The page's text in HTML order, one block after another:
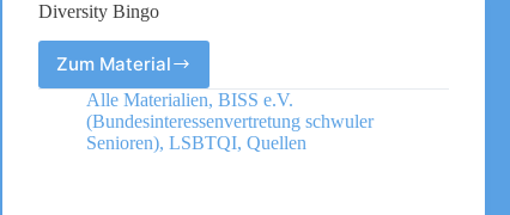
Diversity Bingo
Zum Material
Diversity
Bingo
Alle Materialien,BISS e.V.
(Bundesinteressenvertretung schwuler
Senioren),LSBTQI,Quellen